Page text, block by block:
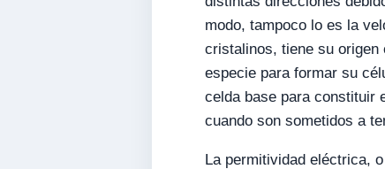
modo, tampoco lo es la
cristalinos, tiene su
especie para formar su
celda base para constituir
cuando son sometidos a
La permitividad eléctrica,